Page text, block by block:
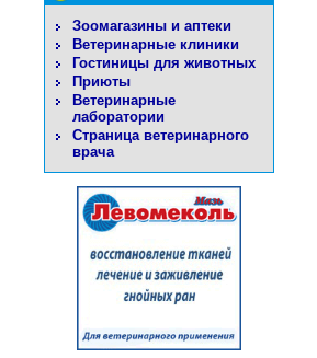
Зоомагазины и аптеки
Ветеринарные клиники
Гостиницы для животных
Приюты
Ветеринарные
лаборатории
Страница ветеринарного
врача